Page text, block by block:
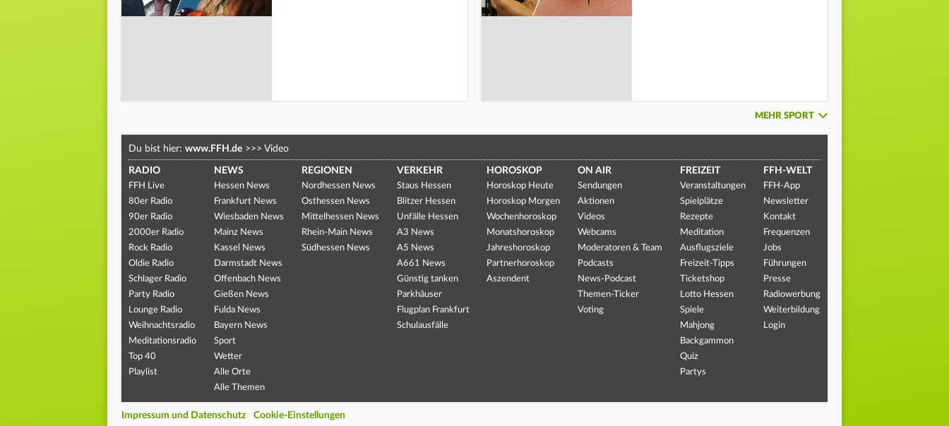
MEHR SPORT
Du bist hier: www.FFH.de >>> Video
RADIO
FFH Live
80er Radio
90er Radio
2000er Radio
Rock Radio
Oldie Radio
Schlager Radio
Party Radio
Lounge Radio
Weihnachtsradio
Meditationsradio
Top 40
Playlist
NEWS
Hessen News
Frankfurt News
Wiesbaden News
Mainz News
Kassel News
Darmstadt News
Offenbach News
Gießen News
Fulda News
Bayern News
Sport
Wetter
Alle Orte
Alle Themen
REGIONEN
Nordhessen News
Osthessen News
Mittelhessen News
Rhein-Main News
Südhessen News
VERKEHR
Staus Hessen
Blitzer Hessen
Unfälle Hessen
A3 News
A5 News
A661 News
Günstig tanken
Parkhäuser
Flugplan Frankfurt
Schulausfälle
HOROSKOP
Horoskop Heute
Horoskop Morgen
Wochenhoroskop
Monatshoroskop
Jahreshoroskop
Partnerhoroskop
Aszendent
ON AIR
Sendungen
Aktionen
Videos
Webcams
Moderatoren & Team
Podcasts
News-Podcast
Themen-Ticker
Voting
FREIZEIT
Veranstaltungen
Spielplätze
Rezepte
Meditation
Ausflugsziele
Freizeit-Tipps
Ticketshop
Lotto Hessen
Spiele
Mahjong
Backgammon
Quiz
Partys
FFH-WELT
FFH-App
Newsletter
Kontakt
Frequenzen
Jobs
Führungen
Presse
Radiowerbung
Weiterbildung
Login
Impressum und Datenschutz Cookie-Einstellungen